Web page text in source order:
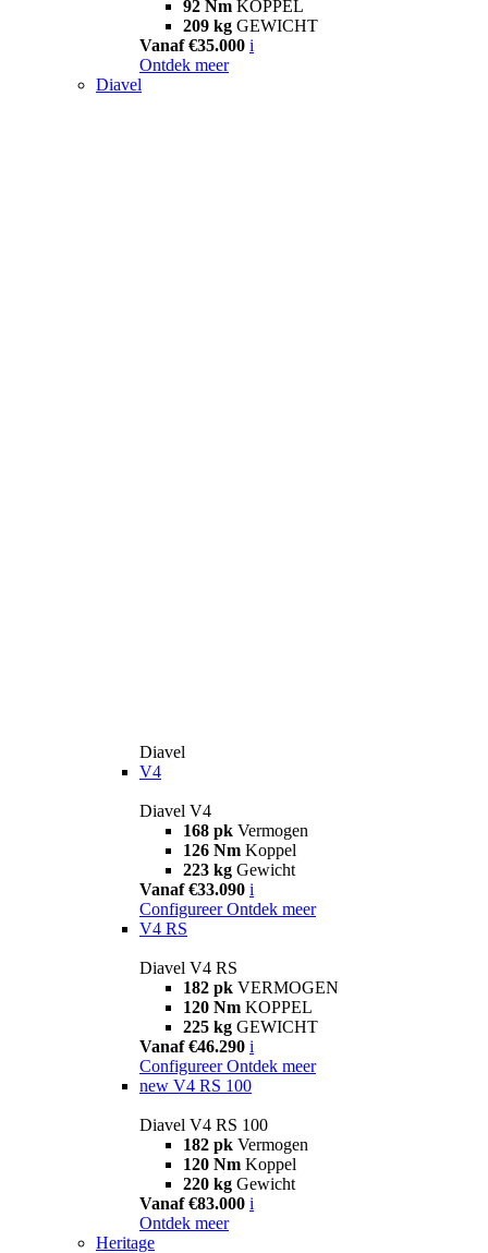
92 Nm KOPPEL
209 kg GEWICHT
Vanaf €35.000 i
Ontdek meer
Diavel
Diavel
V4
Diavel V4
168 pk Vermogen
126 Nm Koppel
223 kg Gewicht
Vanaf €33.090 i
Configureer Ontdek meer
V4 RS
Diavel V4 RS
182 pk VERMOGEN
120 Nm KOPPEL
225 kg GEWICHT
Vanaf €46.290 i
Configureer Ontdek meer
new V4 RS 100
Diavel V4 RS 100
182 pk Vermogen
120 Nm Koppel
220 kg Gewicht
Vanaf €83.000 i
Ontdek meer
Heritage